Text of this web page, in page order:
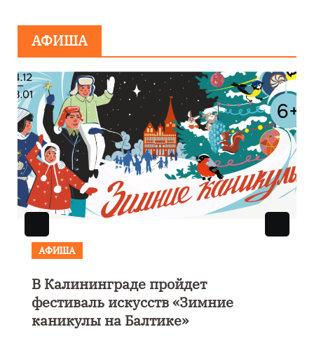
АФИША
АФИША
В Калининграде пройдет
фестиваль искусств «Зимние
каникулы на Балтике»